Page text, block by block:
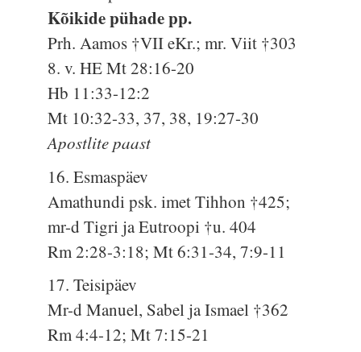
Kõikide pühade pp.
Prh. Aamos †VII eKr.; mr. Viit †303
8. v. HE Mt 28:16-20
Hb 11:33-12:2
Mt 10:32-33, 37, 38, 19:27-30
Apostlite paast
16. Esmaspäev
Amathundi psk. imet Tihhon †425;
mr-d Tigri ja Eutroopi †u. 404
Rm 2:28-3:18; Mt 6:31-34, 7:9-11
17. Teisipäev
Mr-d Manuel, Sabel ja Ismael †362
Rm 4:4-12; Mt 7:15-21